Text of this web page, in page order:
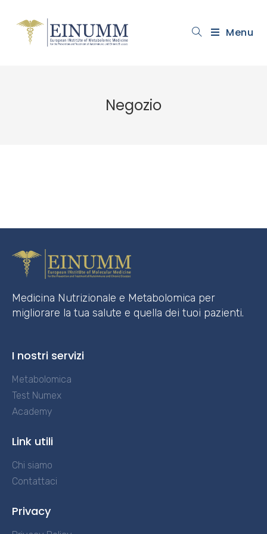
Menu
Negozio
Medicina Nutrizionale e Metabolomica per
migliorare la tua salute e quella dei tuoi pazienti.
I nostri servizi
Metabolomica
Test Numex
Academy
Link utili
Chi siamo
Contattaci
Privacy